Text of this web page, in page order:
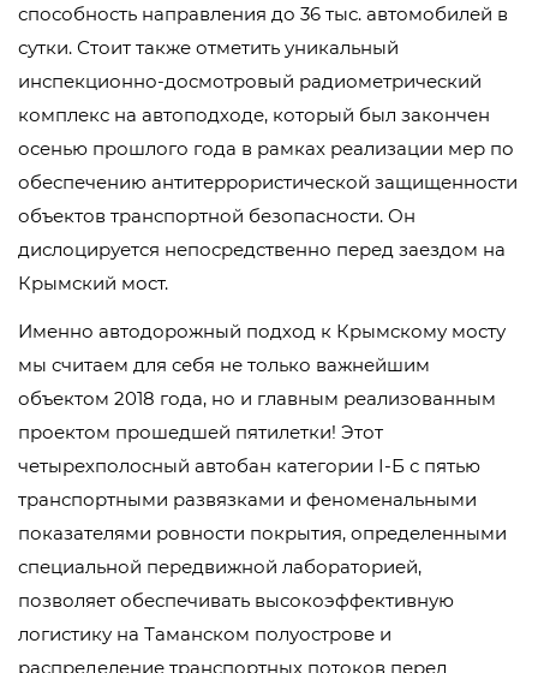
способность направления до 36 тыс. автомобилей в
сутки. Стоит также отметить уникальный
инспекционно-досмотровый радиометрический
комплекс на автоподходе, который был закончен
осенью прошлого года в рамках реализации мер по
обеспечению антитеррористической защищенности
объектов транспортной безопасности. Он
дислоцируется непосредственно перед заездом на
Крымский мост.
Именно автодорожный подход к Крымскому мосту
мы считаем для себя не только важнейшим
объектом 2018 года, но и главным реализованным
проектом прошедшей пятилетки! Этот
четырехполосный автобан категории I-Б с пятью
транспортными развязками и феноменальными
показателями ровности покрытия, определенными
специальной передвижной лабораторией,
позволяет обеспечивать высокоэффективную
логистику на Таманском полуострове и
распределение транспортных потоков перед